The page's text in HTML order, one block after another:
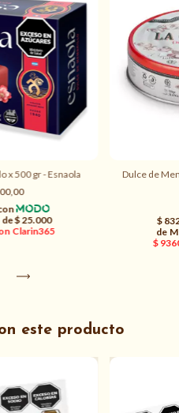
x 500 gr - Esnaola
Dulce de
este producto